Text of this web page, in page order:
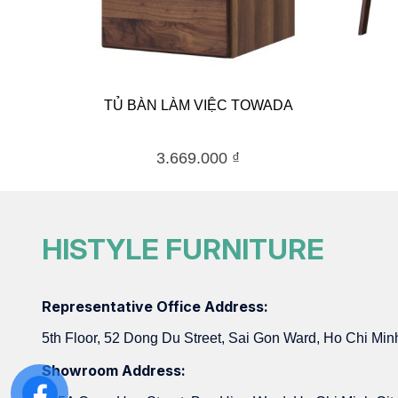
TỦ BÀN LÀM VIỆC TOWADA
3.669.000 ₫
HISTYLE FURNITURE
Representative Office Address:
5th Floor, 52 Dong Du Street, Sai Gon Ward, Ho Chi
Showroom Address: